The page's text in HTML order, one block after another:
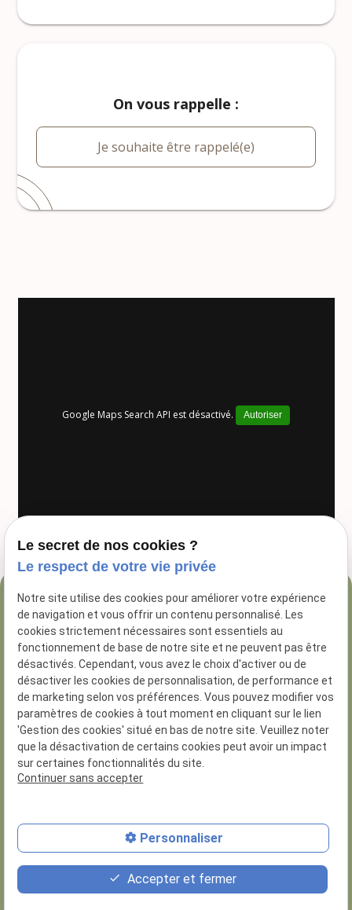
On vous rappelle :
Je souhaite être rappelé(e)
Google Maps Search API est désactivé. Autoriser
04 84 89 16 47
54 Rue George
13005 Marseille
N° de Siret :81285926200014
Numero d'habilitation : 8.13.01.30
Plan du site
Mentions légales
Politique de confidentialité
Gestion des cookies
Le secret de nos cookies ?
Le respect de votre vie privée
Notre site utilise des cookies pour améliorer votre expérience
de navigation et vous offrir un contenu personnalisé. Les
cookies strictement nécessaires sont essentiels au
fonctionnement de base de notre site et ne peuvent pas être
désactivés. Cependant, vous avez le choix d'activer ou de
désactiver les cookies de personnalisation, de performance et
de marketing selon vos préférences. Vous pouvez modifier vos
paramètres de cookies à tout moment en cliquant sur le lien
'Gestion des cookies' situé en bas de notre site. Veuillez noter
que la désactivation de certains cookies peut avoir un impact
sur certaines fonctionnalités du site.
Continuer sans accepter
Personnaliser
Accepter et fermer